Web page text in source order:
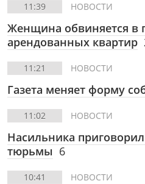
11:39 НОВОСТИ
Женщина обвиняется в
арендованных квартир
11:21 НОВОСТИ
Газета меняет форму
11:02 НОВОСТИ
Насильника
тюрьмы 6
10:41 НОВОСТИ